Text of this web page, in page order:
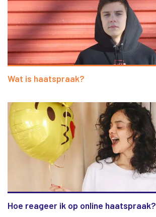
Wat is haatspraak?
Hoe reageer ik op online haatspraak?